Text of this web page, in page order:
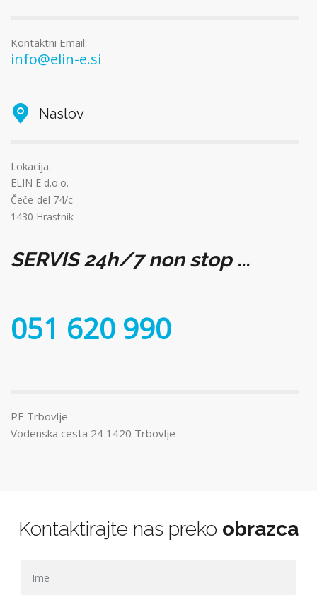
Kontaktni Email:
info@elin-e.si
Naslov
Lokacija:
ELIN E d.o.o.
Čeče-del 74/c
1430 Hrastnik
SERVIS 24h/7 non stop ...
051 620 990
PE Trbovlje
Vodenska cesta 24 1420 Trbovlje
Kontaktirajte nas preko obrazca